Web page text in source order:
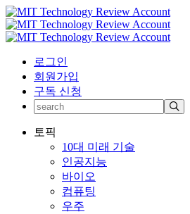
로그인
회원가입
구독 신청
토픽
10대 미래 기술
인공지능
바이오
컴퓨팅
우주